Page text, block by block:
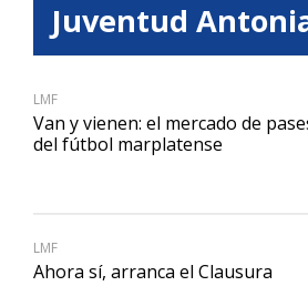
Juventud
LMF
Van y vienen: el mercado de
del fútbol marplatense
LMF
Ahora sí, arranca el Clausura